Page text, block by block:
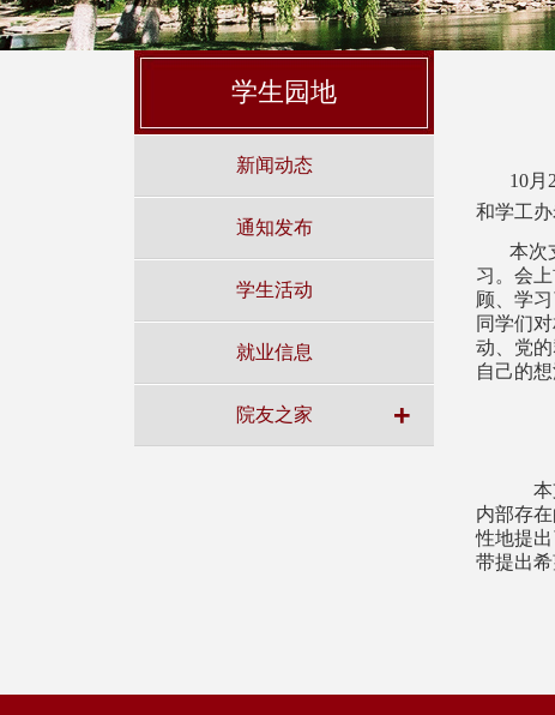
学生园地
新闻动态
通知发布
学生活动
就业信息
院友之家 +
10月
和学工办
本次
习。会
顾、学
同学们
动、党
自己的想
本
内部存
性地提
带提出希